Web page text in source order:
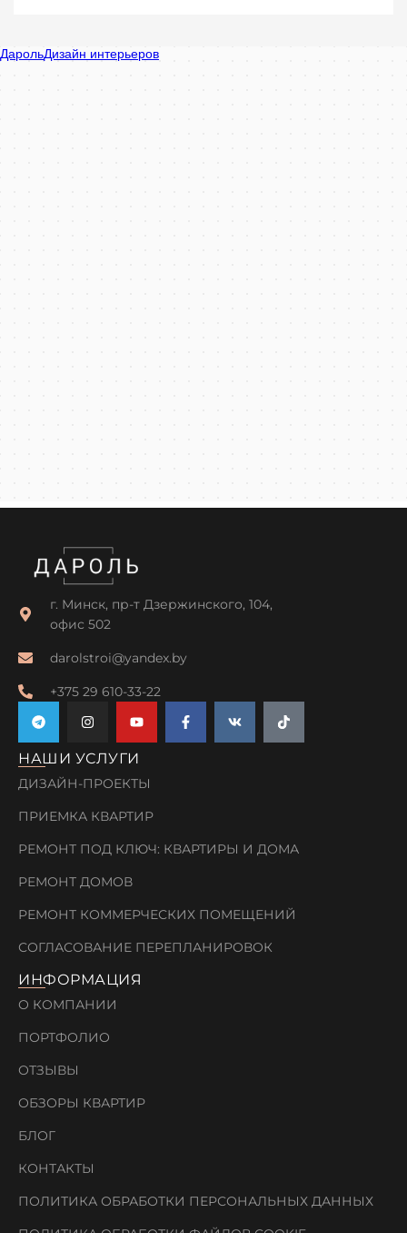
Дароль в Минске
г. Минск, пр-т Дзержинского, 104,
офис 502
darolstroi@yandex.by
+375 29 610-33-22
НАШИ УСЛУГИ
ДИЗАЙН-ПРОЕКТЫ
ПРИЕМКА КВАРТИР
РЕМОНТ ПОД КЛЮЧ: КВАРТИРЫ И ДОМА
РЕМОНТ ДОМОВ
РЕМОНТ КОММЕРЧЕСКИХ ПОМЕЩЕНИЙ
СОГЛАСОВАНИЕ ПЕРЕПЛАНИРОВОК
ИНФОРМАЦИЯ
О КОМПАНИИ
ПОРТФОЛИО
ОТЗЫВЫ
ОБЗОРЫ КВАРТИР
БЛОГ
КОНТАКТЫ
ПОЛИТИКА ОБРАБОТКИ ПЕРСОНАЛЬНЫХ ДАННЫХ